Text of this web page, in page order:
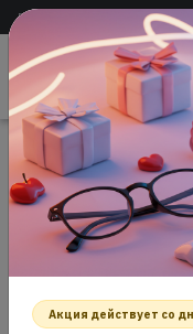
Доставка по всей России
САЛОН ОПТИКИ
Главная Интернет-
CARRERA 280 807
CARRERA
ОЧКОВ
Акция действует со